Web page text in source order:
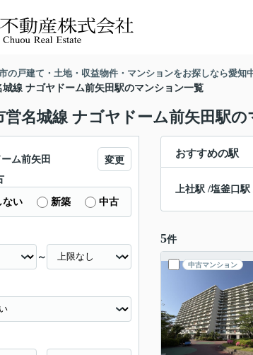
の戸建て・土地・収益物件・マンションをお探しなら愛知
線 ナゴヤドーム前矢田駅のマンション一覧
営名城線 ナゴヤドーム前矢田駅
おすすめの駅
上社駅 /塩釜口駅
5件
中古マンション
ム前矢田 変更
ない 新築 中古
～